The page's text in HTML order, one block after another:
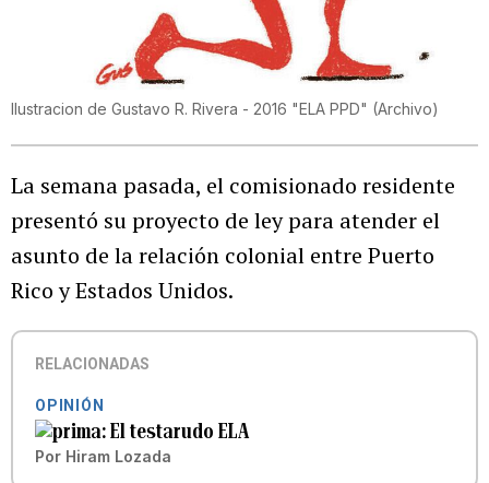
Ilustracion de Gustavo R. Rivera - 2016 "ELA PPD" (Archivo)
La semana pasada, el comisionado residente
presentó su proyecto de ley para atender el
asunto de la relación colonial entre Puerto
Rico y Estados Unidos.
RELACIONADAS
OPINIÓN
El testarudo ELA
Por Hiram Lozada